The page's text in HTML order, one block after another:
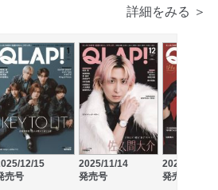
詳細をみる ＞
12/15
売号
2025/11/14
発売号
2025/10/15
発売号